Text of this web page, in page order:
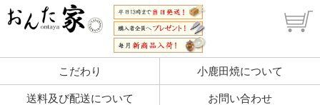
こだわり 小鹿田焼について
送料及び配送について お問い合わせ